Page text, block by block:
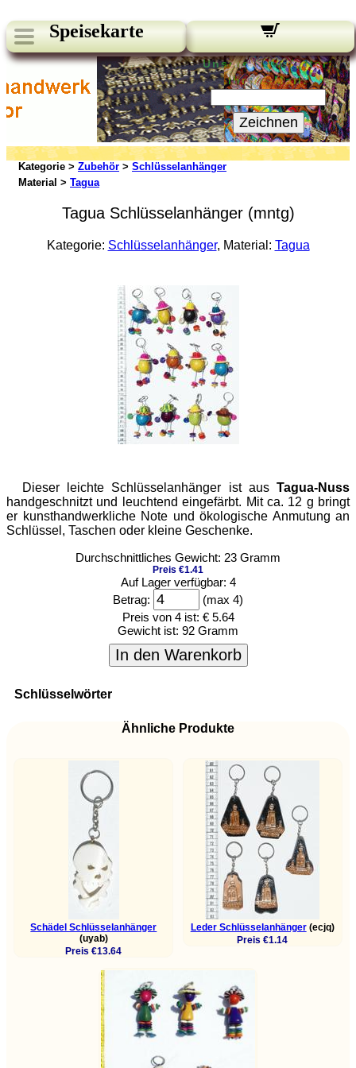
Speisekarte
Unsere Newsletter:
Ihre E-Mail:
Zeichnen
Kategorie > Zubehör > Schlüsselanhänger
Material > Tagua
Tagua Schlüsselanhänger (mntg)
Kategorie: Schlüsselanhänger, Material: Tagua
Dieser leichte Schlüsselanhänger ist aus Tagua-Nuss
handgeschnitzt und leuchtend eingefärbt. Mit ca. 12 g bringt
er kunsthandwerkliche Note und ökologische Anmutung an
Schlüssel, Taschen oder kleine Geschenke.
Durchschnittliches Gewicht: 23 Gramm
Preis €1.41
Auf Lager verfügbar: 4
Betrag:
(max 4)
Preis von 4 ist: € 5.64
Gewicht ist: 92 Gramm
In den Warenkorb
Schlüsselwörter
Ähnliche Produkte
Schädel Schlüsselanhänger
(uyab)
Preis €13.64
Leder Schlüsselanhänger(ecjq)
Preis €1.14